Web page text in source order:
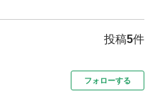
投稿5件
フォローする